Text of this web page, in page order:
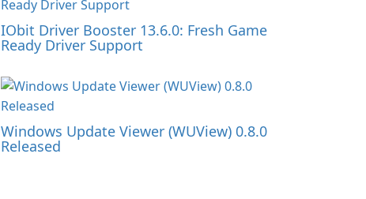
IObit Driver Booster 13.6.0: Fresh Game
Ready Driver Support
Windows Update Viewer (WUView) 0.8.0
Released